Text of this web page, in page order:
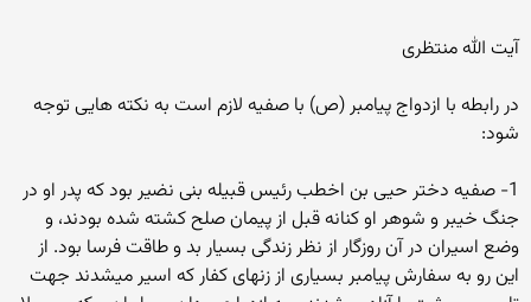
آیت الله منتظری
در رابطه با ازدواج پیامبر (ص) با صفیه لازم است به نکته هایی توجه
شود:
1- صفیه دختر حیی بن اخطب رئیس قبیله بنی نضیر بود که پدر او در
جنگ خیبر و شوهر او کنانه قبل از پیمان صلح کشته شده بودند، و
وضع اسیران در آن روزگار از نظر زندگی بسیار بد و طاقت فرسا بود. از
این رو به سفارش پیامبر بسیاری از زنهای کفار که اسیر میشدند جهت